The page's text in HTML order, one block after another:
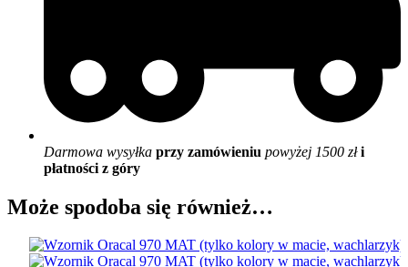
Darmowa wysyłka przy zamówieniu powyżej 1500 złi
płatności z góry
Może spodoba się również…